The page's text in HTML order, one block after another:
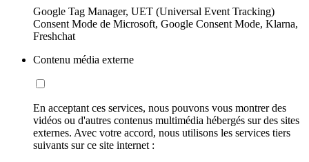
Google Tag Manager, UET (Universal Event Tracking)
Consent Mode de Microsoft, Google Consent Mode, Klarna,
Freshchat
Contenu média externe
En acceptant ces services, nous pouvons vous montrer des
vidéos ou d'autres contenus multimédia hébergés sur des sites
externes. Avec votre accord, nous utilisons les services tiers
suivants sur ce site internet :